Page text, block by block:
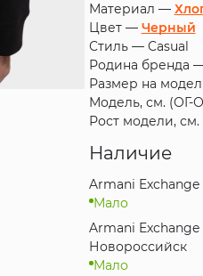
Материал —
Цвет — Черный
Стиль — Casual
Родина бренда
Размер на
Модель, см.
Рост модели,
Наличие
Armani
Мало
Armani
Новороссийск
Мало